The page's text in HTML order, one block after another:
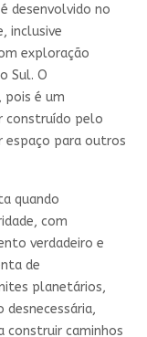
desenvolvido no
inclusive
exploração
Sul. O
pois é um
construído pelo
espaço para outros
quando
com
verdadeiro e
de
planetários,
construir caminhos